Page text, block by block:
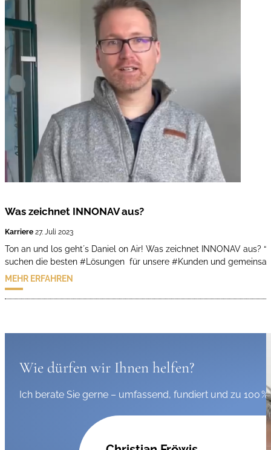
Was zeichnet INNONAV aus?
Karriere 27. Juli 2023
Ton an und los geht´s Daniel on Air! Was zeichnet INNONAV
suchen die besten #Lösungen für unsere #Kunden und
MEHR ERFAHREN
Wie dürfen wir Ihnen helfen?
Ich berate Sie gerne – umfassend, fundiert und zu 100